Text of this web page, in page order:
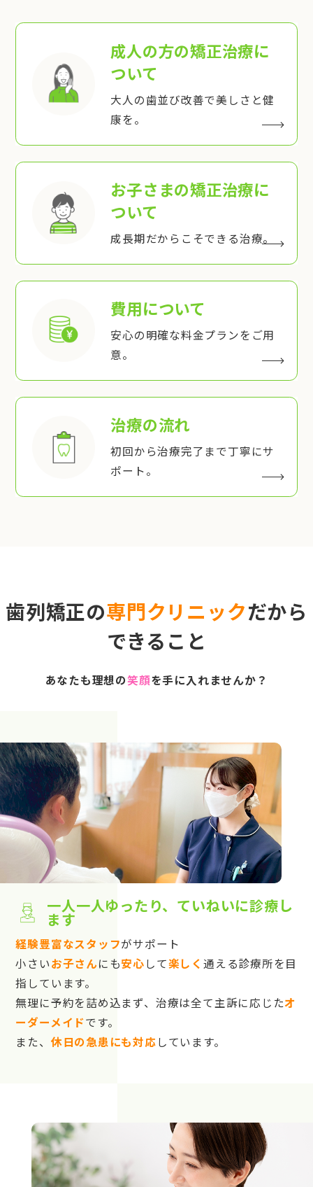
成人の方の矯正治療に
ついて
大人の歯並び改善で美しさと健
康を。
お子さまの矯正治療に
ついて
成長期だからこそできる治療。
費用について
安心の明確な料金プランをご用
意。
治療の流れ
初回から治療完了まで丁寧にサ
ポート。
歯列矯正の専門クリニックだから
できること
あなたも理想の笑顔を手に入れませんか？
一人一人ゆったり、ていねいに診療し
ます
経験豊富なスタッフがサポート
小さいお子さんにも安心して楽しく 通える診療所を目
指しています。
無理に予約を詰め込まず、治療は全て主訴に応じたオ
ーダーメイドです。
また、 休日の急患にも対応しています。